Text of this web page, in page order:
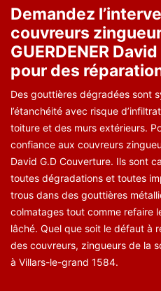
Demandez
couvreurs
GUERDENER
pour des
Des gouttières dégradées sont
l’étanchéité avec risque
toiture et des murs extérieurs.
confiance aux couvreurs
David G.D Couverture. Ils sont
toutes dégradations et toutes
trous dans des gouttières
colmatages tout comme refaire
lâché. Quel que soit le défaut à
des couvreurs, zingueurs de la
à Villars-le-grand 1584.